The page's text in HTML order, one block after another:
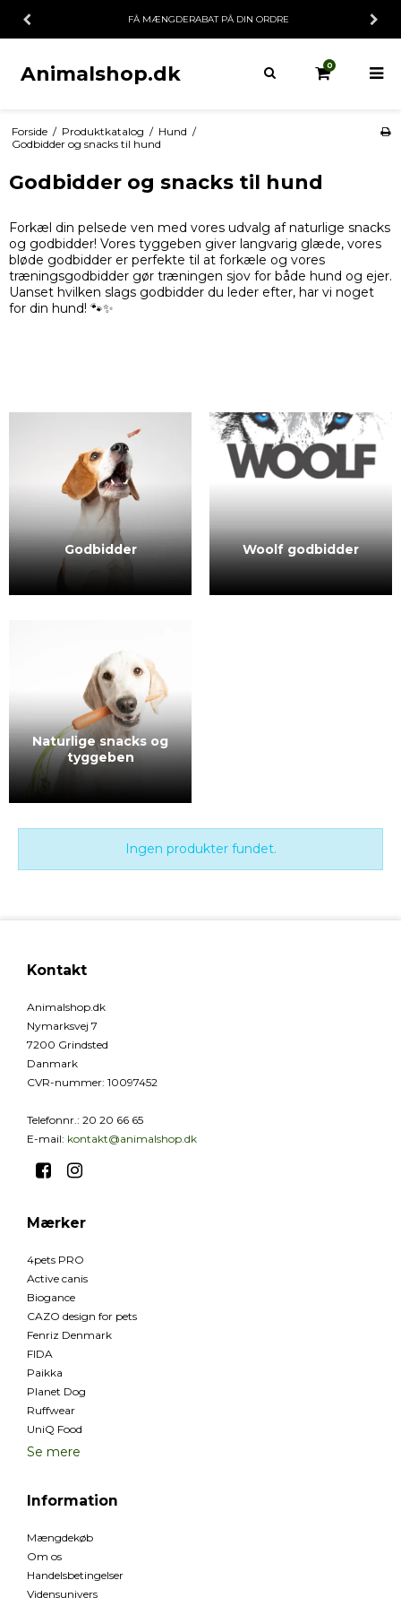
FÅ MÆNGDERABAT PÅ DIN ORDRE
Animalshop.dk 0
Forside / Produktkatalog / Hund /
Godbidder og snacks til hund
Godbidder og snacks til hund
Forkæl din pelsede ven med vores udvalg af naturlige snacks
og godbidder! Vores tyggeben giver langvarig glæde, vores
bløde godbidder er perfekte til at forkæle og vores
træningsgodbidder gør træningen sjov for både hund og ejer.
Uanset hvilken slags godbidder du leder efter, har vi noget
for din hund! 🐾✨
Godbidder Woolf godbidder
Naturlige snacks og
tyggeben
Ingen produkter fundet.
Kontakt
Animalshop.dk
Nymarksvej 7
7200 Grindsted
Danmark
CVR-nummer: 10097452
Telefonnr.: 20 20 66 65
E-mail: kontakt@animalshop.dk
Mærker
4pets PRO
Active canis
Biogance
CAZO design for pets
Fenriz Denmark
FIDA
Paikka
Planet Dog
Ruffwear
UniQ Food
Se mere
Information
Mængdekøb
Om os
Handelsbetingelser
Vidensunivers